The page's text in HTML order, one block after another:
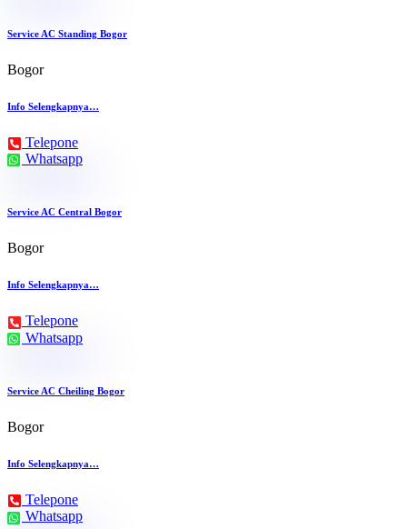
Service AC Standing Bogor
Bogor
Info Selengkapnya…
Telepone
Whatsapp
Service AC Central Bogor
Bogor
Info Selengkapnya…
Telepone
Whatsapp
Service AC Cheiling Bogor
Bogor
Info Selengkapnya…
Telepone
Whatsapp